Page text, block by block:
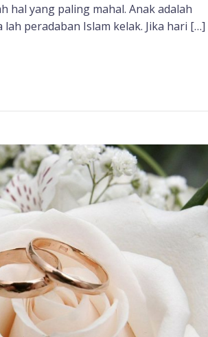
hal yang paling mahal. Anak adalah
peradaban Islam kelak. Jika hari […]